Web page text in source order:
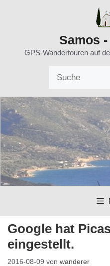
Samos
GPS-Wandertouren auf
Google hat
eingestellt.
2016-08-09 von wanderer